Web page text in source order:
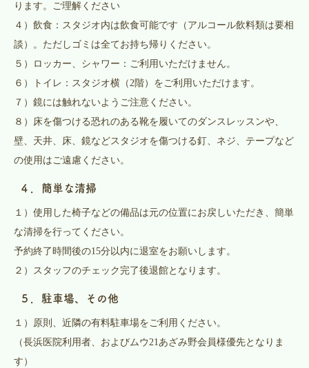
ります。ご理解ください
４）飲食：スタジオ内は飲食可能です（アルコール飲料類は要相
談）。ただしゴミは全てお持ち帰りください。
５）ロッカー、シャワー：ご利用いただけません。
６）トイレ：スタジオ横（2階）をご利用いただけます。
７）鏡には触れないようご注意ください。
８）床を傷つける恐れのある靴を履いてのダンスレッスンや、
壁、天井、床、鏡などスタジオを傷つける釘、ネジ、テープなど
の使用はご遠慮ください。
４．簡単な清掃
１）使用した椅子などの備品は元の位置にお戻しいただき、簡単
な清掃を行ってください。
予約終了時間後の15分以内に退室をお願いします。
２）スタッフのチェック完了後退館となります。
５．駐車場、その他
１）原則、近隣の有料駐車場をご利用ください。
（長浜医院利用者、およびムウ21あざみ野会員様優先となりま
す）